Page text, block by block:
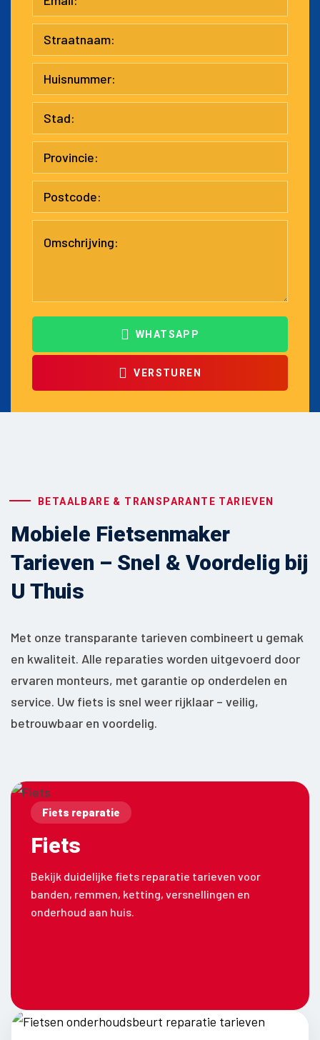
WHATSAPP
VERSTUREN
BETAALBARE & TRANSPARANTE TARIEVEN
Mobiele Fietsenmaker
Tarieven – Snel & Voordelig bij
U Thuis
Met onze transparante tarieven combineert u gemak
en kwaliteit. Alle reparaties worden uitgevoerd door
ervaren monteurs, met garantie op onderdelen en
service. Uw fiets is snel weer rijklaar – veilig,
betrouwbaar en voordelig.
Fiets reparatie
Fiets
Bekijk duidelijke fiets reparatie tarieven voor
banden, remmen, ketting, versnellingen en
onderhoud aan huis.